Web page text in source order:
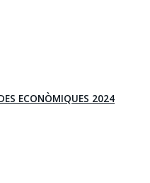
ECONÒMIQUES 2024